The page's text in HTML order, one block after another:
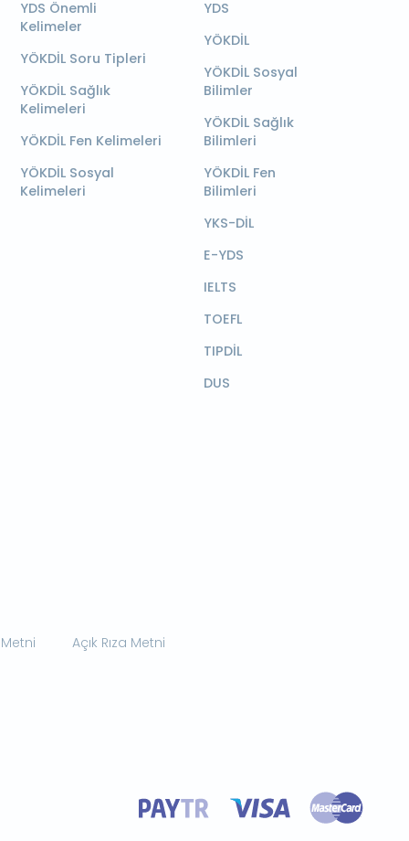
YDS Önemli
Kelimeler
YÖKDİL Soru Tipleri
YÖKDİL Sağlık
Kelimeleri
YÖKDİL Fen Kelimeleri
YÖKDİL Sosyal
Kelimeleri
YDS
YÖKDİL
YÖKDİL Sosyal
Bilimler
YÖKDİL Sağlık
Bilimleri
YÖKDİL Fen
Bilimleri
YKS-DİL
E-YDS
IELTS
TOEFL
TIPDİL
DUS
Açık Rıza Metni